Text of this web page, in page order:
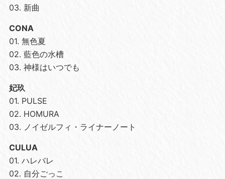
03. 新曲
CONA
01. 無色夏
02. 藍色の水槽
03. 神様はいつでも
妃玖
01. PULSE
02. HOMURA
03. ノイゼルフィ・ライナーノート
CULUA
01. ハレバレ
02. 自分ごっこ